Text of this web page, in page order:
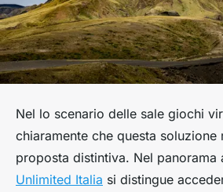
Nel lo scenario delle sale giochi
chiaramente che questa soluzione
proposta distintiva. Nel panorama
Unlimited Italia si distingue